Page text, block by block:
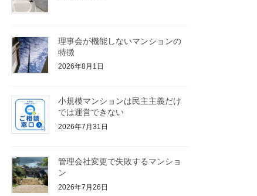
理事会が機能しないマンションの
特徴
2026年8月1日
小規模マンションは民主主義だけ
では運営できない
2026年7月31日
管理会社変更で失敗するマンショ
ン
2026年7月26日